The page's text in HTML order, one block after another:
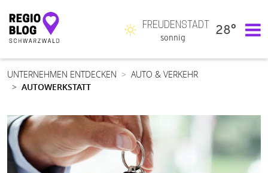
Hauptnavigation
FREUDENSTADT
sonnig
28°
UNTERNEHMEN ENTDECKEN
AUTO & VERKEHR
AUTOWERKSTATT